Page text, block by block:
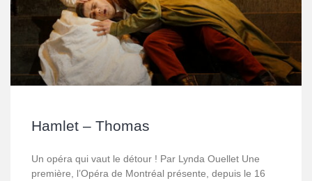
Hamlet – Thomas
Un opéra qui vaut le détour ! Par Lynda Ouellet Une
première, l’Opéra de Montréal présente, depuis le 16